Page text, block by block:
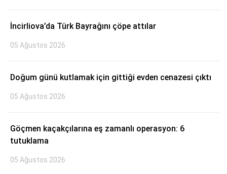
İncirliova’da Türk Bayrağını çöpe attılar
05 Ağustos 2026
Doğum günü kutlamak için gittiği evden cenazesi çıktı
05 Ağustos 2026
Göçmen kaçakçılarına eş zamanlı operasyon: 6
tutuklama
05 Ağustos 2026